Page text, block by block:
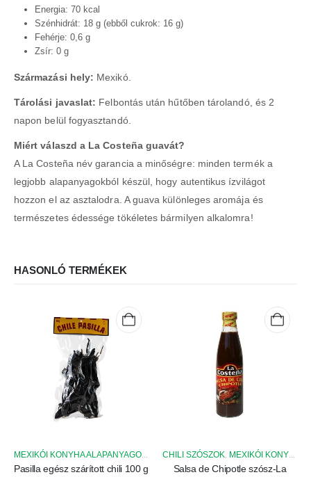
Energia: 70 kcal
Szénhidrát: 18 g (ebből cukrok: 16 g)
Fehérje: 0,6 g
Zsír: 0 g
Származási hely: Mexikó.
Tárolási javaslat: Felbontás után hűtőben tárolandó, és 2
napon belül fogyasztandó.
Miért válaszd a La Costeña guavát?
A La Costeña név garancia a minőségre: minden termék a
legjobb alapanyagokból készül, hogy autentikus ízvilágot
hozzon el az asztalodra. A guava különleges aromája és
természetes édessége tökéletes bármilyen alkalomra!
HASONLÓ TERMÉKEK
MEXIKÓI KONYHA ALAPANYAGOK SZÁRÍTOTT CHILI PAPRIKÁK
Pasilla egész szárított chili 100 g
CHILI SZÓSZOK, MEXIKÓI KONYHA ALAPANYAGOK
Salsa de Chipotle szósz-La